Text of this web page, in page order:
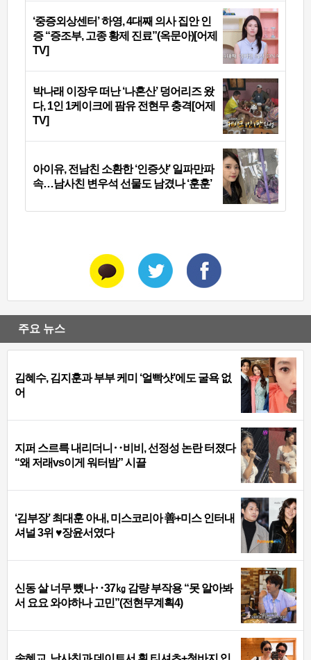
‘중증외상센터’ 하영, 4대째 의사 집안 인
증 “증조부, 고종 황제 진료”(옥문아)[어제
TV]
박나래 이장우 떠난 ‘나혼산’ 덩어리즈 왔
다, 1인 1케이크에 팜유 전현무 충격[어제
TV]
아이유, 전남친 소환한 ‘인증샷’ 일파만파
속…남사친 변우석 선물도 남겼나 ‘훈훈’
주요 뉴스
김혜수, 김지훈과 부부 케미 ‘얼빡샷’에도 굴욕 없
어
지퍼 스르륵 내리더니‥비비, 선정성 논란 터졌다
“왜 저래vs이게 워터밤” 시끌
‘김부장’ 최대훈 아내, 미스코리아 善+미스 인터내
셔널 3위 ♥장윤서였다
신동 살 너무 뺐나‥37㎏ 감량 부작용 “못 알아봐
서 요요 와야하나 고민”(전현무계획4)